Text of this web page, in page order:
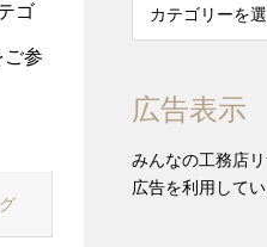
ゴ
参
広告表示
みんなの工務店
広告を利用してい